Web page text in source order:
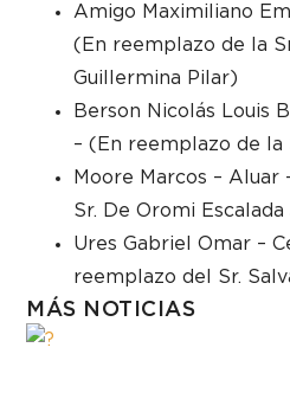
Amigo Maximiliano
(En reemplazo de la
Guillermina Pilar)
Berson Nicolás Louis
– (En reemplazo de la
Moore Marcos – Aluar
Sr. De Oromi Escalada
Ures Gabriel Omar –
reemplazo del Sr.
MÁS NOTICIAS